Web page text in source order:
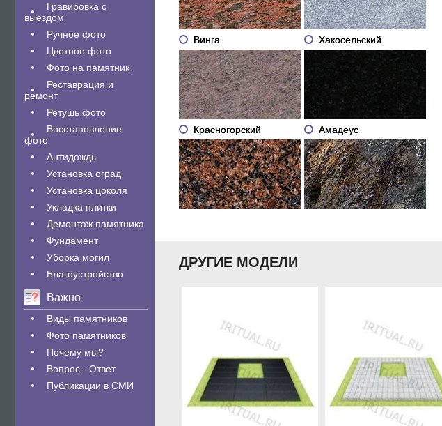
Гравировка с
выездом
Ручное фото
Цветное фото
Фото на памятник
Реставрация и
ремонт
Ретушь фото
Восстановление
фото
Антидождь
Установка оград
Установка цоколя
Укладка плитки
Демонтаж памятника
Фундамент
Уборка могил
Благоустройство
Важно
Виды памятников
Фото памятников
Почему мы?
Вопрос - Ответ
Публикации в СМИ
Винга Хакосельский
Красногорский Амадеус
ДРУГИЕ МОДЕЛИ